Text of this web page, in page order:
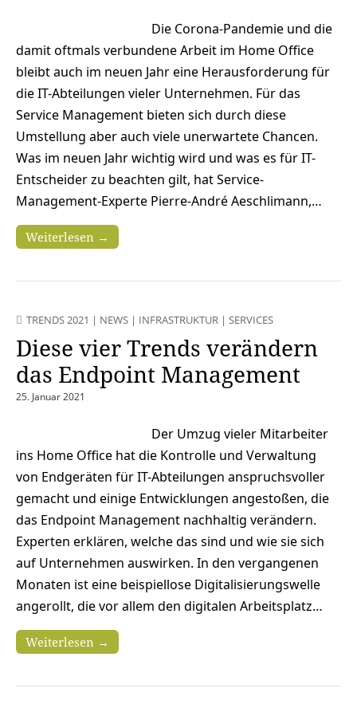
Die Corona-Pandemie und die
damit oftmals verbundene Arbeit im Home Office
bleibt auch im neuen Jahr eine Herausforderung für
die IT-Abteilungen vieler Unternehmen. Für das
Service Management bieten sich durch diese
Umstellung aber auch viele unerwartete Chancen.
Was im neuen Jahr wichtig wird und was es für IT-
Entscheider zu beachten gilt, hat Service-
Management-Experte Pierre-André Aeschlimann,…
Weiterlesen →
TRENDS 2021 | NEWS | INFRASTRUKTUR | SERVICES
Diese vier Trends verändern
das Endpoint Management
25. Januar 2021
Der Umzug vieler Mitarbeiter
ins Home Office hat die Kontrolle und Verwaltung
von Endgeräten für IT-Abteilungen anspruchsvoller
gemacht und einige Entwicklungen angestoßen, die
das Endpoint Management nachhaltig verändern.
Experten erklären, welche das sind und wie sie sich
auf Unternehmen auswirken. In den vergangenen
Monaten ist eine beispiellose Digitalisierungswelle
angerollt, die vor allem den digitalen Arbeitsplatz…
Weiterlesen →